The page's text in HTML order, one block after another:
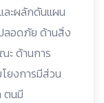
ละผลักดันแผน
ลอดภัย ด้านสิ่ง
ะ ด้านการ
ยงการมีส่วน
ตนมี